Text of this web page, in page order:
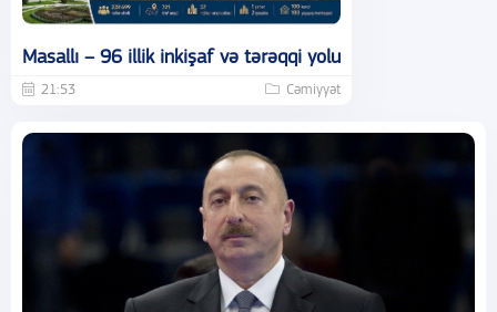
Masallı – 96 illik inkişaf və tərəqqi yolu
21:53 Cəmiyyət